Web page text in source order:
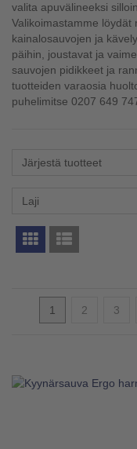
valita apuvälineeksi
Valikoimastamme löydät
kainalosauvojen ja
päihin, joustavat ja
sauvojen pidikkeet ja
tuotteiden varaosia
puhelimitse 0207 649
Järjestä tuotteet
Laji
1 2 3